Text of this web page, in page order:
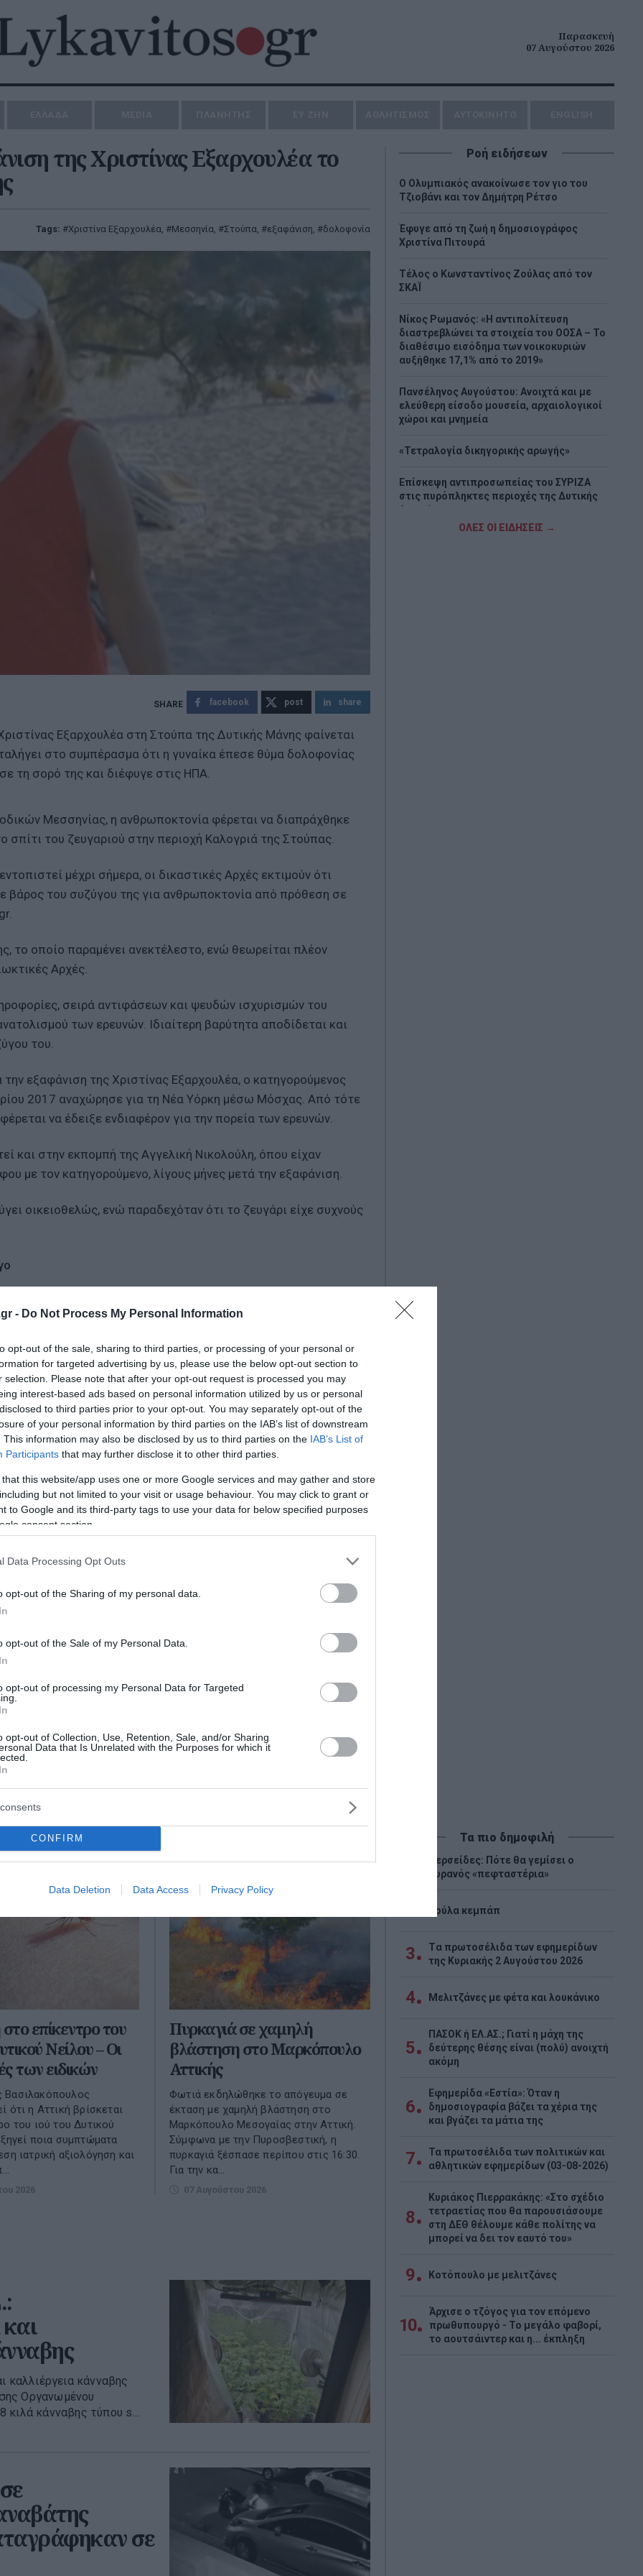
- Do Not Process My Personal Information
opt-out of the sale, sharing to third parties, or processing of your personal or
for targeted advertising by us, please use the below opt-out section to
selection. Please note that after your opt-out request is processed you may
interest-based ads based on personal information utilized by us or personal
to third parties prior to your opt-out. You may separately opt-out of the
of your personal information by third parties on the IAB’s list of downstream
This information may also be disclosed by us to third parties on the IAB’s List of
Participants that may further disclose it to other third parties.
that this website/app uses one or more Google services and may gather and store
but not limited to your visit or usage behaviour. You may click to grant or
to Google and its third-party tags to use your data for below specified purposes
consent section.
Data Processing Opt Outs
opt-out of the Sharing of my personal data.
opt-out of the Sale of my Personal Data.
opt-out of processing my Personal Data for Targeted
opt-out of Collection, Use, Retention, Sale, and/or Sharing
Data that Is Unrelated with the Purposes for which it
CONFIRM
Data Deletion Data Access Privacy Policy
Παρασκευή
07 Αυγούστου 2026
της Χριστίνας Εξαρχουλέα το
Tags: Χριστίνα Εξαρχουλέα, Μεσσηνία, Στούπα, εξαφάνιση, δολοφονία
facebook post share
Εξαρχουλέα στη Στούπα της Δυτικής Μάνης φαίνεται
στο συμπέρασμα ότι η γυναίκα έπεσε θύμα δολοφονίας
τη σορό της και διέφυγε στις ΗΠΑ.
Μεσσηνίας, η ανθρωποκτονία φέρεται να διαπράχθηκε
του ζευγαριού στην περιοχή Καλογριά της Στούπας.
μέχρι σήμερα, οι δικαστικές Αρχές εκτιμούν ότι
βάρος του συζύγου της για ανθρωποκτονία από πρόθεση σε
το οποίο παραμένει ανεκτέλεστο, ενώ θεωρείται πλέον
Αρχές.
σειρά αντιφάσεων και ψευδών ισχυρισμών του
των ερευνών. Ιδιαίτερη βαρύτητα αποδίδεται και
του.
εξαφάνιση της Χριστίνας Εξαρχουλέα, ο κατηγορούμενος
2017 αναχώρησε για τη Νέα Υόρκη μέσω Μόσχας. Από τότε
να έδειξε ενδιαφέρον για την πορεία των ερευνών.
και στην εκπομπή της Αγγελική Νικολούλη, όπου είχαν
με τον κατηγορούμενο, λίγους μήνες μετά την εξαφάνιση.
οικειοθελώς, ενώ παραδεχόταν ότι το ζευγάρι είχε συχνούς
έντονη ένταση στη σχέση του ζευγαριού. Η μητριά του
οικονομικά να ταξιδέψει στις ΗΠΑ μετά την εξαφάνιση,
υποστήριξε ότι ο κατηγορούμενος επέδειξε
τονίζοντας ότι πλέον ανοίγει ο δρόμος για την έναρξη
ώστε να λογοδοτήσει ενώπιον της ελληνικής Δικαιοσύνης,
επανέφεραν με ΚΑΡΠΑ οι διασώστες
γλέντι – Ένας τραυματίας στο νοσοκομείο
της 24χρονης που έπεσε από τον 7ο όροφο πολυκατοικίας
Lykavitos.gr στο Google News
όλες τις ειδήσεις
Ροή ειδήσεων
O Ολυμπιακός ανακοίνωσε τον γιο του
Τζιοβάνι και τον Δημήτρη Ρέτσο
Έφυγε από τη ζωή η δημοσιογράφος
Χριστίνα Πιτουρά
Τέλος ο Κωνσταντίνος Ζούλας από τον
ΣΚΑΪ
Νίκος Ρωμανός: «Η αντιπολίτευση
διαστρεβλώνει τα στοιχεία του ΟΟΣΑ – Το
διαθέσιμο εισόδημα των νοικοκυριών
αυξήθηκε 17,1% από το 2019»
Πανσέληνος Αυγούστου: Ανοιχτά και με
ελεύθερη είσοδο μουσεία, αρχαιολογικοί
χώροι και μνημεία
«Τετραλογία δικηγορικής αρωγής»
Επίσκεψη αντιπροσωπείας του ΣΥΡΙΖΑ
στις πυρόπληκτες περιοχές της Δυτικής
Αττικής
ΟΛΕΣ ΟΙ ΕΙΔΗΣΕΙΣ →
επίκεντρο του
Νείλου – Οι
των ειδικών
ότι η Αττική βρίσκεται
του ιού του Δυτικού
ποια συμπτώματα
ιατρική αξιολόγηση και
2026
Πυρκαγιά σε χαμηλή
βλάστηση στο Μαρκόπουλο
Αττικής
Φωτιά εκδηλώθηκε το απόγευμα σε
έκταση με χαμηλή βλάστηση στο
Μαρκόπουλο Μεσογαίας στην Αττική.
Σύμφωνα με την Πυροσβεστική, η
πυρκαγιά ξέσπασε περίπου στις 16:30.
Για την κα...
07 Αυγούστου 2026
καλλιέργεια κάνναβης
Οργανωμένου
κιλά κάνναβης τύπου s...
σε
Τα πιο δημοφιλή
Περσείδες: Πότε θα γεμίσει ο
ουρανός «πεφταστέρια»
Λούλα κεμπάπ
3
Tα πρωτοσέλιδα των εφημερίδων
της Κυριακής 2 Αυγούστου 2026
4 Μελιτζάνες με φέτα και λουκάνικο
5
ΠΑΣΟΚ ή ΕΛ.ΑΣ.; Γιατί η μάχη της
δεύτερης θέσης είναι (πολύ) ανοιχτή
ακόμη
6
Εφημερίδα «Εστία»: Όταν η
δημοσιογραφία βάζει τα χέρια της
και βγάζει τα μάτια της
7
Τα πρωτοσέλιδα των πολιτικών και
αθλητικών εφημερίδων (03-08-2026)
8
Κυριάκος Πιερρακάκης: «Στο σχέδιο
τετραετίας που θα παρουσιάσουμε
στη ΔΕΘ θέλουμε κάθε πολίτης να
μπορεί να δει τον εαυτό του»
9 Κοτόπουλο με μελιτζάνες
10
Άρχισε ο τζόγος για τον επόμενο
πρωθυπουργό - Το μεγάλο φαβορί,
το αουτσάιντερ και η... έκπληξη